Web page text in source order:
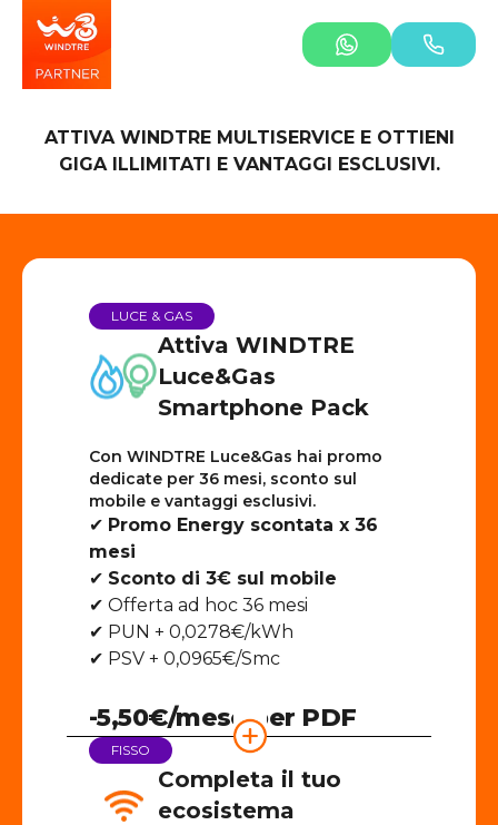
ATTIVA WINDTRE MULTISERVICE E OTTIENI
GIGA ILLIMITATI E VANTAGGI ESCLUSIVI.
LUCE & GAS
Attiva WINDTRE
Luce&Gas
Smartphone Pack
Con WINDTRE Luce&Gas hai promo
dedicate per 36 mesi, sconto sul
mobile e vantaggi esclusivi.
✔ Promo Energy scontata x 36
mesi
✔ Sconto di 3€ sul mobile
✔ Offerta ad hoc 36 mesi
✔ PUN + 0,0278€/kWh
✔ PSV + 0,0965€/Smc
-5,50€/mese per PDF
FISSO
Completa il tuo
ecosistema